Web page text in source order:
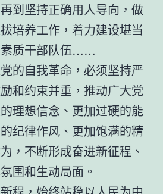
到坚持正确用人导向，做
培养工作，着力建设堪当
素质干部队伍……
的自我革命，必须坚持严
和约束并重，推动广大党
理想信念、更加过硬的能
纪律作风、更加饱满的精
，不断形成奋进新征程、
围和生动局面。